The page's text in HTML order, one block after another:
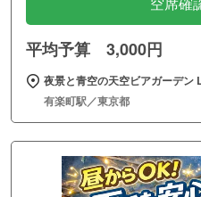
空席確
平均予算 3,000円
夜景と青空の天空ビアガーデン
有楽町駅／東京都